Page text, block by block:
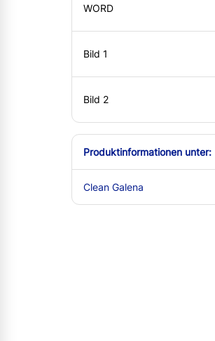
WORD
Bild 1
Bild 2
Produktinformationen unter:
Clean Galena